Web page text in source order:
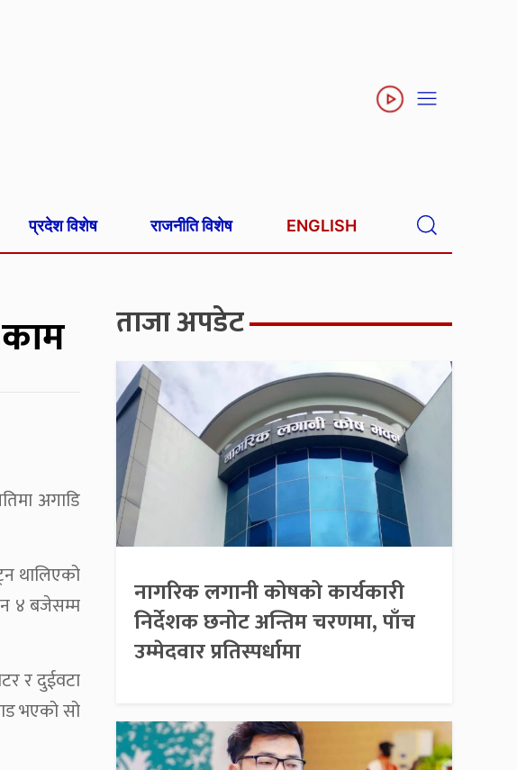
प्रदेश विशेष राजनीति विशेष ENGLISH
अगाडि
थालिएको
४ बजेसम्म
र दुईवटा
भएको सो
ताजा अपडेट
नागरिक लगानी कोषको कार्यकारी
निर्देशक छनोट अन्तिम चरणमा, पाँच
उम्मेदवार प्रतिस्पर्धामा